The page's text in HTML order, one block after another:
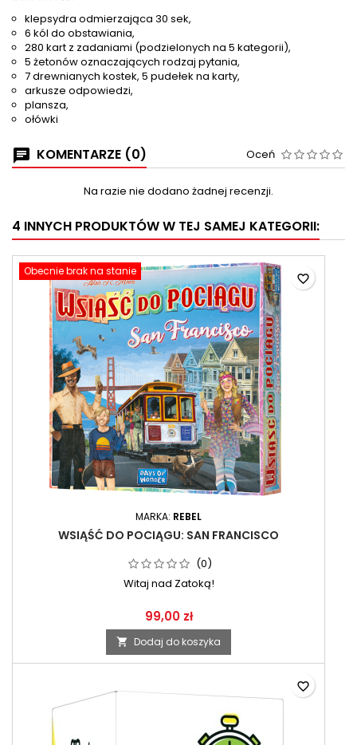
klepsydra odmierzająca 30 sek,
6 kól do obstawiania,
280 kart z zadaniami (podzielonych na 5 kategorii),
5 żetonów oznaczających rodzaj pytania,
7 drewnianych kostek, 5 pudełek na karty,
arkusze odpowiedzi,
plansza,
ołówki
KOMENTARZE (0) Oceń
Na razie nie dodano żadnej recenzji.
4 INNYCH PRODUKTÓW W TEJ SAMEJ KATEGORII:
Obecnie brak na stanie
MARKA: REBEL
WSIĄŚĆ DO POCIĄGU: SAN FRANCISCO
(0)
Witaj nad Zatoką!
99,00 zł
 Dodaj do koszyka
favorite_border
favorite_border